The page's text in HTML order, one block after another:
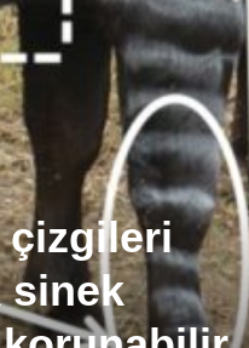
çizgileri
sinek